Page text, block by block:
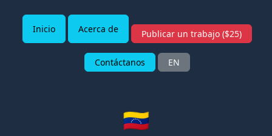
Inicio Acerca de Publicar un trabajo ($25)
Contáctanos EN
🇻🇪